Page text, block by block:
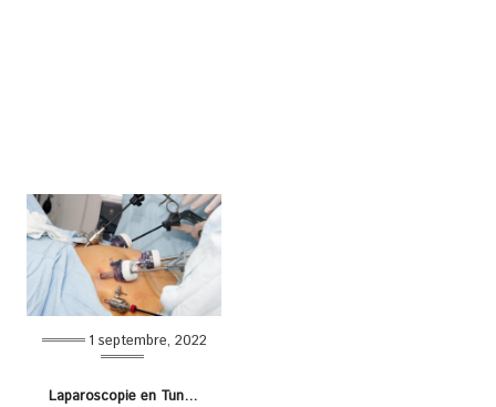
1 septembre, 2022
Laparoscopie en Tunisie : tout savoir